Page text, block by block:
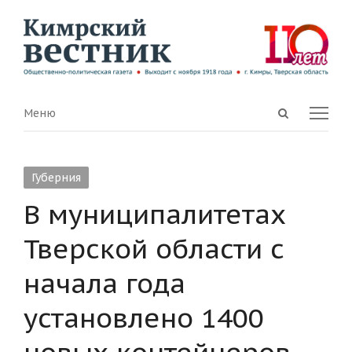
Open
Menu
Меню
Губерния
В муниципалитетах
Тверской области с
начала года
установлено 1400